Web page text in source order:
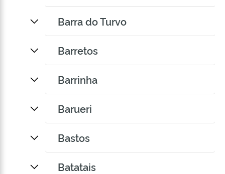
Barra do Turvo
Barretos
Barrinha
Barueri
Bastos
Batatais